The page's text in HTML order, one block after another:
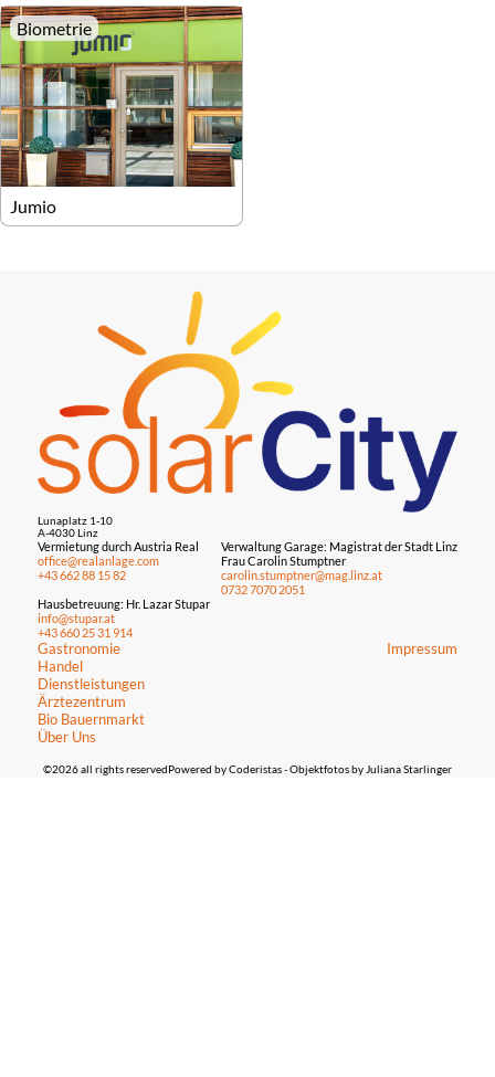
Biometrie
Jumio
Lunaplatz 1-10
A-4030 Linz
Vermietung durch Austria Real
office@realanlage.com
+43 662 88 15 82
Hausbetreuung: Hr. Lazar Stupar
info@stupar.at
+43 660 25 31 914
Verwaltung Garage: Magistrat der Stadt Linz
Frau Carolin Stumptner
carolin.stumptner@mag.linz.at
0732 7070 2051
Gastronomie
Handel
Dienstleistungen
Ärztezentrum
Bio Bauernmarkt
Über Uns
Impressum
©2026 all rights reserved Powered by Coderistas- Objektfotos by Juliana Starlinger